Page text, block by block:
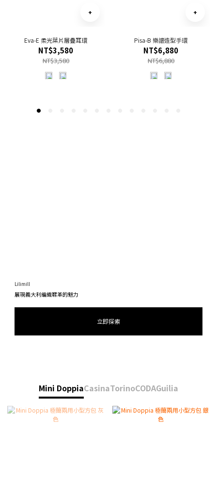
Eva-E 柔光葉片層疊耳環
NT$3,580
NT$3,580
Pisa-B 樂譜造型手環
NT$6,880
NT$6,880
Lilimill
展現義大利編織鞣革的魅力
立即探索
Mini DoppiaCasinaTorinoCODAGuilia